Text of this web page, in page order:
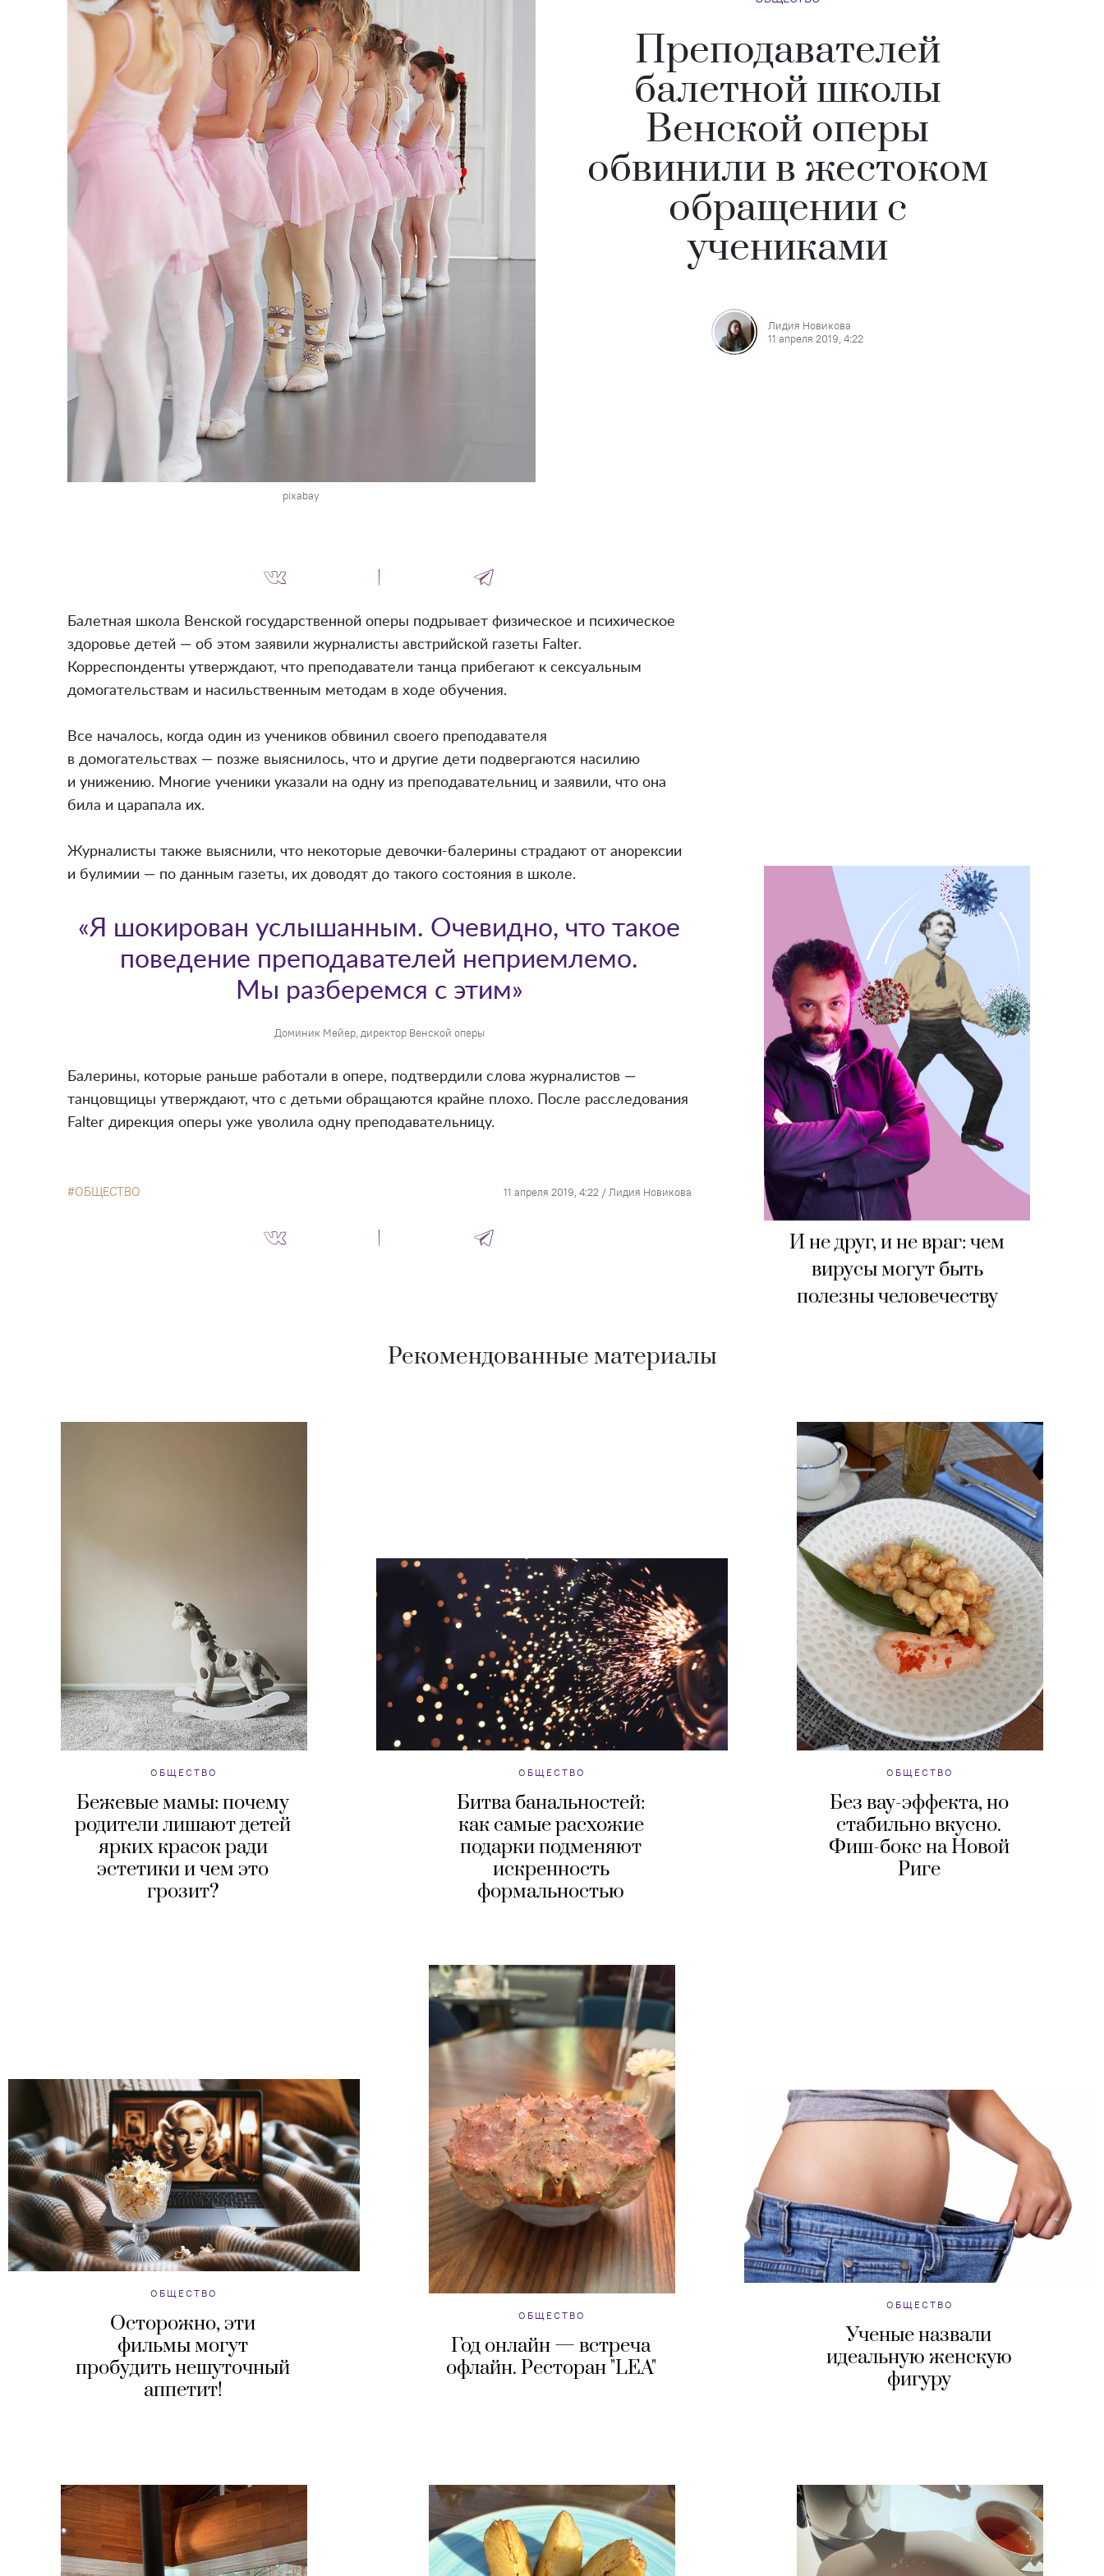
Преподавателей
балетной школы
Венской оперы
обвинили в жестоком
обращении с
учениками
Лидия Новикова
11 апреля 2019, 4:22
pixabay
И не друг, и не враг: чем
вирусы могут быть
полезны человечеству
Балетная школа Венской государственной оперы подрывает физическое и психическое
здоровье детей — об этом заявили журналисты австрийской газеты Falter.
Корреспонденты утверждают, что преподаватели танца прибегают к сексуальным
домогательствам и насильственным методам в ходе обучения.
Все началось, когда один из учеников обвинил своего преподавателя
в домогательствах — позже выяснилось, что и другие дети подвергаются насилию
и унижению. Многие ученики указали на одну из преподавательниц и заявили, что она
била и царапала их.
Журналисты также выяснили, что некоторые девочки-балерины страдают от анорексии
и булимии — по данным газеты, их доводят до такого состояния в школе.
Доминик Мейер, директор Венской оперы
«Я шокирован услышанным. Очевидно, что такое
поведение преподавателей неприемлемо.
Мы разберемся с этим»
Балерины, которые раньше работали в опере, подтвердили слова журналистов —
танцовщицы утверждают, что с детьми обращаются крайне плохо. После расследования
Falter дирекция оперы уже уволила одну преподавательницу.
ОБЩЕСТВО 11 апреля 2019, 4:22 / Лидия Новикова
Рекомендованные материалы
ОБЩЕСТВО
Бежевые мамы: почему
родители лишают детей
ярких красок ради
эстетики и чем это
грозит?
ОБЩЕСТВО
Битва банальностей:
как самые расхожие
подарки подменяют
искренность
формальностью
ОБЩЕСТВО
Без вау-эффекта, но
стабильно вкусно.
Фиш-бокс на Новой
Риге
ОБЩЕСТВО
Осторожно, эти
фильмы могут
пробудить нешуточный
аппетит!
ОБЩЕСТВО
Год онлайн — встреча
офлайн. Ресторан "LEA"
ОБЩЕСТВО
Ученые назвали
идеальную женскую
фигуру